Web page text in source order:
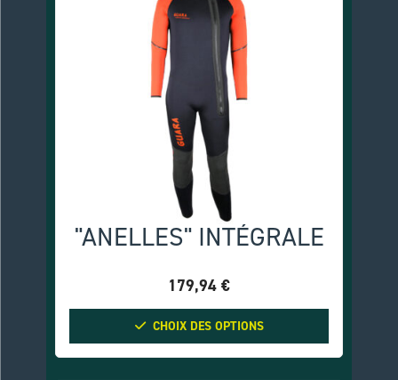
"ANELLES" INTÉGRALE
179,94 €
CHOIX DES OPTIONS